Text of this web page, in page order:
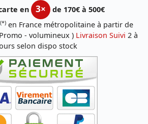
en
3×
de 170€ à 500€
(*) en France métropolitaine à partir de
- volumineux ) Livraison Suivi 2 à
selon dispo stock